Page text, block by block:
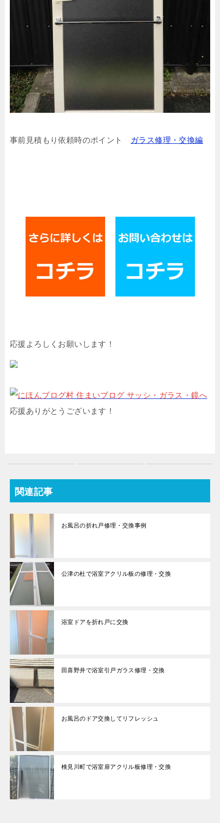
事前見積もり依頼時のポイント ガラス修理・交換編
応援よろしくお願いします！
応援ありがとうございます！
関連記事
お風呂の折れ戸修理・交換事例
公津の杜で浴室アクリル板の修理・交換
浴室ドアを折れ戸に交換
田喜野井で浴室引戸ガラス修理・交換
お風呂のドア交換してリフレッシュ
検見川町で浴室扉アクリル板修理・交換